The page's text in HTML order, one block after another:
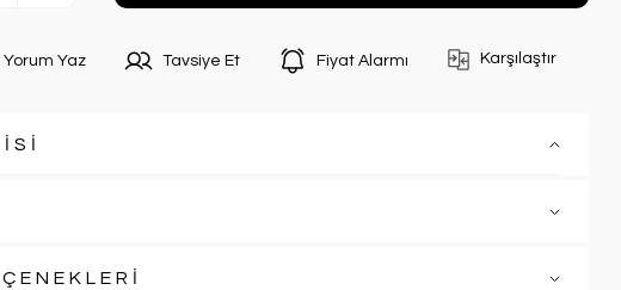
Yorum Yaz Tavsiye Et Fiyat Alarmı Karşılaştır